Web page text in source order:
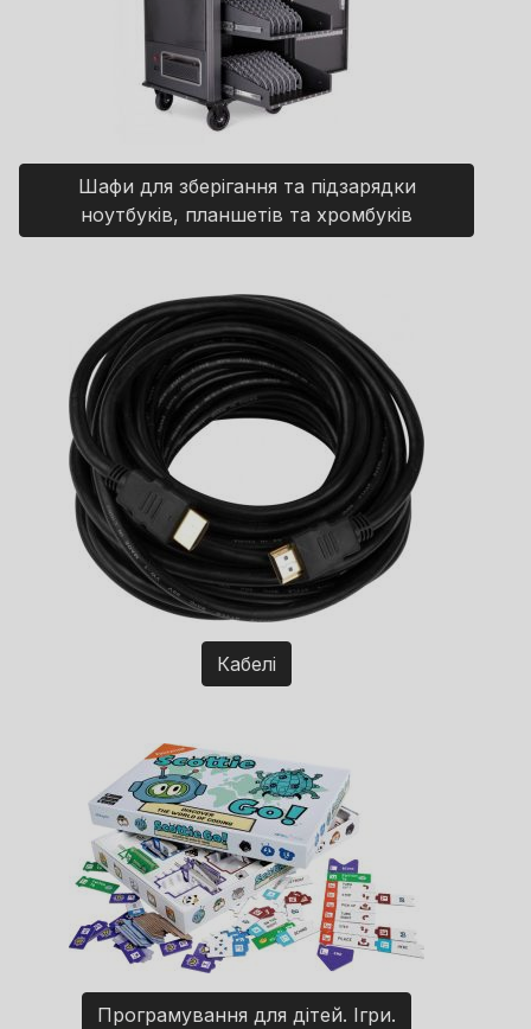
Шафи для зберігання та підзарядки
ноутбуків, планшетів та хромбуків
Кабелі
Програмування для дітей. Ігри.